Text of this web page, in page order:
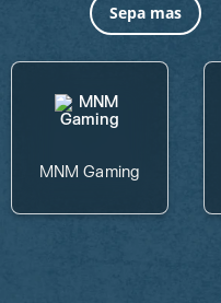
Sepa mas
MNM Gaming